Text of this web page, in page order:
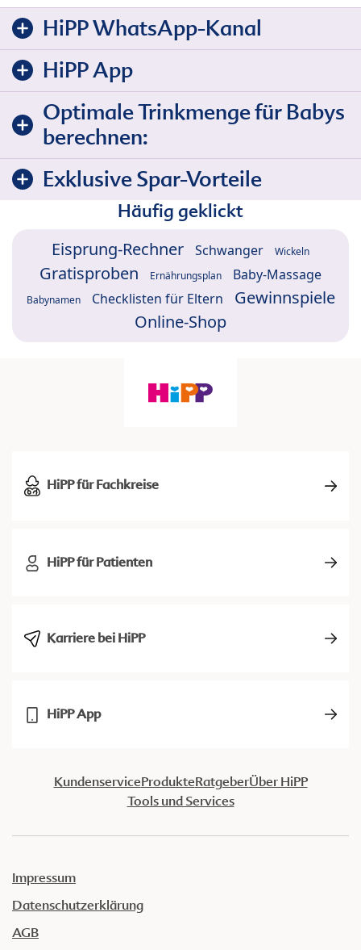
HiPP WhatsApp-Kanal
HiPP App
Optimale Trinkmenge für Babys
berechnen:
Exklusive Spar-Vorteile
Häufig geklickt
Eisprung-Rechner Schwanger Wickeln
Gratisproben Ernährungsplan Baby-Massage
Babynamen Checklisten für Eltern
Gewinnspiele
Online-Shop
HiPP für Fachkreise
HiPP für Patienten
Karriere bei HiPP
HiPP App
KundenserviceProdukteRatgeberÜber HiPP
Tools und Services
Impressum
Datenschutzerklärung
AGB